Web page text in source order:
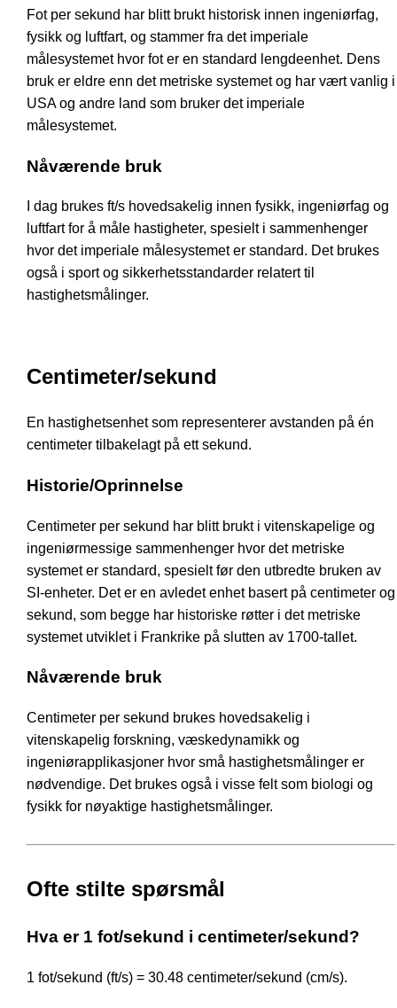
Fot per sekund har blitt brukt historisk innen ingeniørfag,
fysikk og luftfart, og stammer fra det imperiale
målesystemet hvor fot er en standard lengdeenhet. Dens
bruk er eldre enn det metriske systemet og har vært vanlig i
USA og andre land som bruker det imperiale
målesystemet.
Nåværende bruk
I dag brukes ft/s hovedsakelig innen fysikk, ingeniørfag og
luftfart for å måle hastigheter, spesielt i sammenhenger
hvor det imperiale målesystemet er standard. Det brukes
også i sport og sikkerhetsstandarder relatert til
hastighetsmålinger.
Centimeter/sekund
En hastighetsenhet som representerer avstanden på én
centimeter tilbakelagt på ett sekund.
Historie/Oprinnelse
Centimeter per sekund har blitt brukt i vitenskapelige og
ingeniørmessige sammenhenger hvor det metriske
systemet er standard, spesielt før den utbredte bruken av
SI-enheter. Det er en avledet enhet basert på centimeter og
sekund, som begge har historiske røtter i det metriske
systemet utviklet i Frankrike på slutten av 1700-tallet.
Nåværende bruk
Centimeter per sekund brukes hovedsakelig i
vitenskapelig forskning, væskedynamikk og
ingeniørapplikasjoner hvor små hastighetsmålinger er
nødvendige. Det brukes også i visse felt som biologi og
fysikk for nøyaktige hastighetsmålinger.
Ofte stilte spørsmål
Hva er 1 fot/sekund i centimeter/sekund?
1 fot/sekund (ft/s) = 30.48 centimeter/sekund (cm/s).